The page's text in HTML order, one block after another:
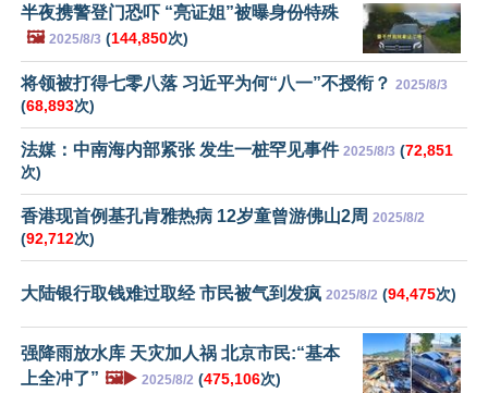
半夜携警登门恐吓 “亮证姐”被曝身份特殊
🖼️ 2025/8/3 (144,850次)
将领被打得七零八落 习近平为何“八一”不授衔？ 2025/8/3
(68,893次)
法媒：中南海内部紧张 发生一桩罕见事件 2025/8/3 (72,851
次)
香港现首例基孔肯雅热病 12岁童曾游佛山2周 2025/8/2
(92,712次)
大陆银行取钱难过取经 市民被气到发疯 2025/8/2 (94,475次)
强降雨放水库 天灾加人祸 北京市民:“基本
上全冲了” 🖼️▶️ 2025/8/2 (475,106次)